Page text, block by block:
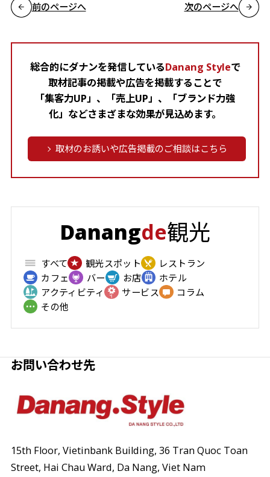
前のページへ 次のページへ
総合的にダナンを発信しているDanang Styleで
取材記事の掲載や広告を掲載することで
「集客力UP」、「売上UP」、「ブランド力強
化」などさまざまな効果が見込めます。
取材のお誘いや広告掲載のご相談はこちら
Danangde観光
すべて 観光スポット
レストラン
カフェ
バー お店
ホテル
アクティビティ
サービス
コラム
その他
お問い合わせ先
15th Floor, Vietinbank Building, 36 Tran Quoc Toan
Street, Hai Chau Ward, Da Nang, Viet Nam